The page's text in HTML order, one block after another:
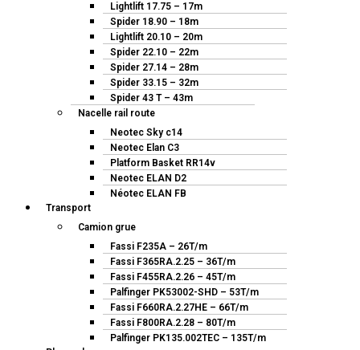
Lightlift 17.75 – 17m
Spider 18.90 – 18m
Lightlift 20.10 – 20m
Spider 22.10 – 22m
Spider 27.14 – 28m
Spider 33.15 – 32m
Spider 43 T – 43m
Nacelle rail route
Neotec Sky c14
Neotec Elan C3
Platform Basket RR14v
Neotec ELAN D2
Néotec ELAN FB
Transport
Camion grue
Fassi F235A – 26T/m
Fassi F365RA.2.25 – 36T/m
Fassi F455RA.2.26 – 45T/m
Palfinger PK53002-SHD – 53T/m
Fassi F660RA.2.27HE – 66T/m
Fassi F800RA.2.28 – 80T/m
Palfinger PK135.002TEC – 135T/m